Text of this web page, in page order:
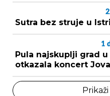
Sutra bez struje u Istri
1
Pula najskuplji grad u
otkazala koncert